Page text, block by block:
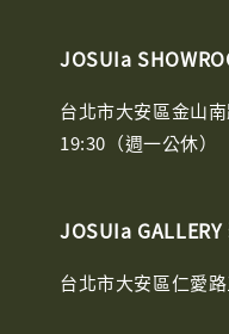
JOSUIa
台北市大安區金山
19:30（週一公休）
JOSUIa GALLERY
台北市大安區仁愛